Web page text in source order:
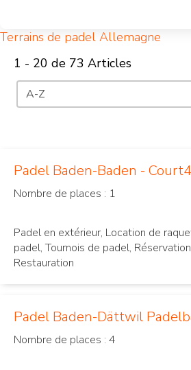
Terrains de padel Allemagne
1 - 20 de 73 Articles
Triage
Trier le contenu
Padel Baden-Baden - Court4
Nombre de places : 1
Padel en extérieur, Location de
padel, Tournois de padel,
Restauration
Padel Baden-Dättwil
Nombre de places : 4